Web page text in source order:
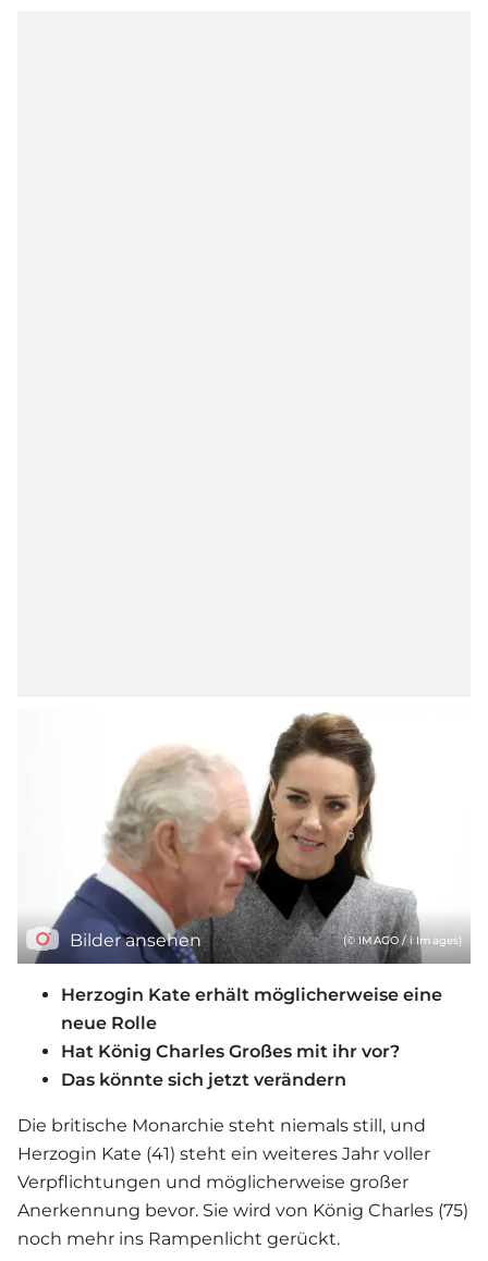
Bilder ansehen (© IMAGO / i Images)
Herzogin Kate erhält möglicherweise eine
neue Rolle
Hat König Charles Großes mit ihr vor?
Das könnte sich jetzt verändern
Die britische Monarchie steht niemals still, und
Herzogin Kate (41) steht ein weiteres Jahr voller
Verpflichtungen und möglicherweise großer
Anerkennung bevor. Sie wird von König Charles (75)
noch mehr ins Rampenlicht gerückt.